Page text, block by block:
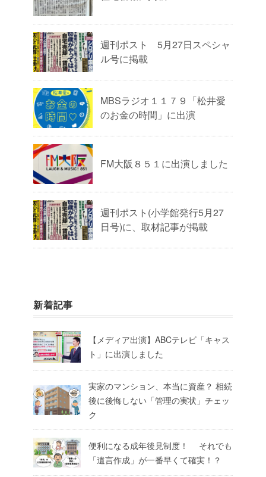
週刊ポスト 5月27日スペシャ
ル号に掲載
MBSラジオ１１７９「松井愛
のお金の時間」に出演
FM大阪８５１に出演しました
週刊ポスト(小学館発行5月27
日号)に、取材記事が掲載
新着記事
【メディア出演】ABCテレビ「キャス
ト」に出演しました
実家のマンション、本当に資産？ 相続
後に後悔しない「管理の実状」チェッ
ク
便利になる成年後見制度！ それでも
「遺言作成」が一番早くて確実！？